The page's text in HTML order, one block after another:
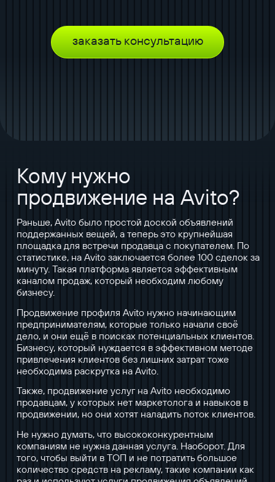
заказать консультацию
Кому нужно
продвижение на Avito?
Раньше, Avito было простой доской объявлений
поддержанных вещей, а теперь это крупнейшая
площадка для встречи продавца с покупателем. По
статистике, на Avito заключается более 100 сделок за
минуту. Такая платформа является эффективным
каналом продаж, который необходим любому
бизнесу.
Продвижение профиля Avito нужно начинающим
предпринимателям, которые только начали своё
дело, и они ещё в поисках потенциальных клиентов.
Бизнесу, который нуждается в эффективном методе
привлечения клиентов без лишних затрат тоже
необходима раскрутка на Avito.
Также, продвижение услуг на Avito необходимо
продавцам, у которых нет маркетолога и навыков в
продвижении, но они хотят наладить поток клиентов.
Не нужно думать, что высококонкурентным
компаниям не нужна данная услуга. Наоборот. Для
того, чтобы выйти в ТОП и не потратить большое
количество средств на рекламу, такие компании как